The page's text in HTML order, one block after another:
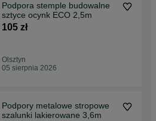
Podpora stemple budowalne
sztyce ocynk ECO 2,5m
105 zł
Olsztyn
05 sierpnia 2026
Podpory metalowe stropowe
szalunki lakierowane 3,6m